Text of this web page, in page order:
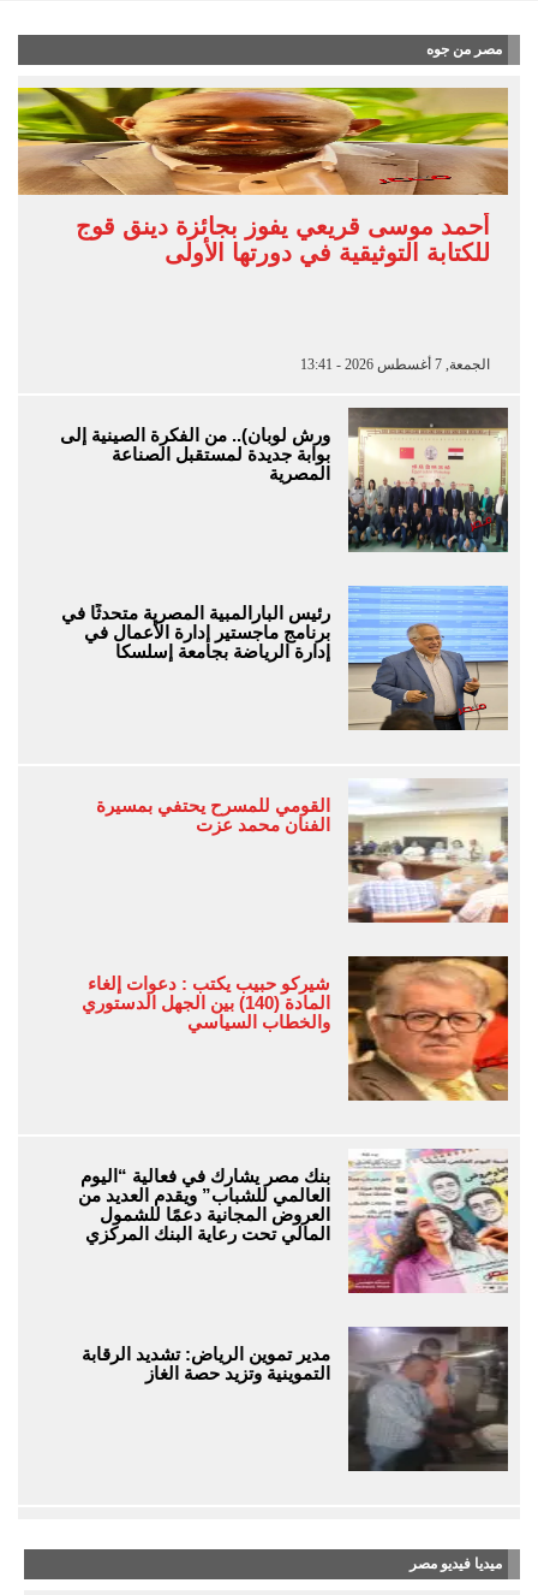
مصر من جوه
أحمد موسى قريعي يفوز بجائزة دينق قوج
للكتابة التوثيقية في دورتها الأولى
الجمعة, 7 أغسطس 2026 - 13:41
ورش لوبان).. من الفكرة الصينية إلى
بوابة جديدة لمستقبل الصناعة
المصرية
رئيس البارالمبية المصرية متحدثًا في
برنامج ماجستير إدارة الأعمال في
إدارة الرياضة بجامعة إسلسكا
القومي للمسرح يحتفي بمسيرة
الفنان محمد عزت
شيركو حبيب يكتب : دعوات إلغاء
المادة (140) بين الجهل الدستوري
والخطاب السياسي
بنك مصر يشارك في فعالية “اليوم
العالمي للشباب” ويقدم العديد من
العروض المجانية دعمًا للشمول
المالي تحت رعاية البنك المركزي
مدير تموين الرياض: تشديد الرقابة
التموينية وتزيد حصة الغاز
ميديا فيديو مصر